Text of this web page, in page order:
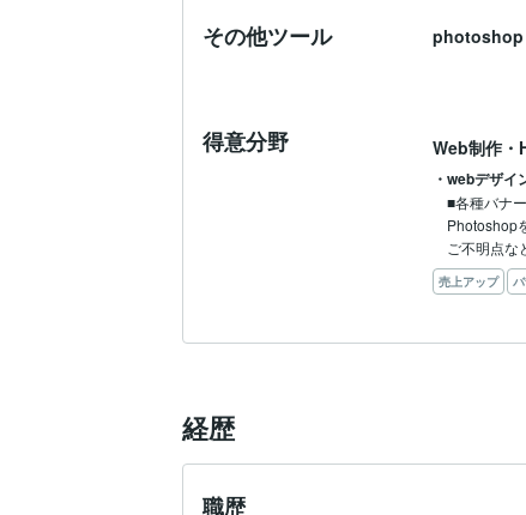
その他ツール photoshop
得意分野 Web制作・
・webデザ
■各種バナ
Photoshop
ご不明点な
売上アップ
経歴
職歴